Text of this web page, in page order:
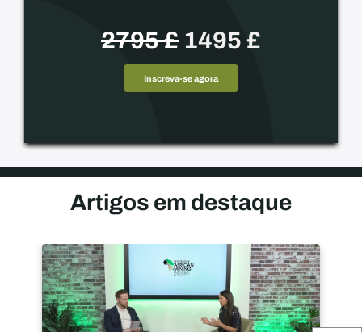
2795 £ 1495 £
Inscreva-se agora
Artigos em destaque